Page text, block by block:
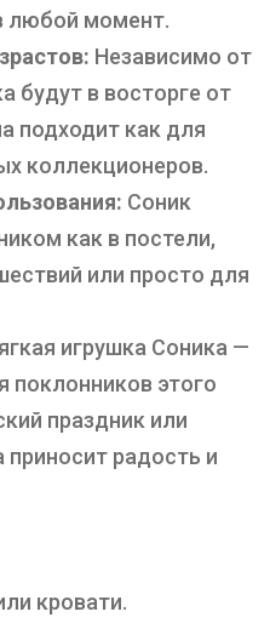
любой момент.
Независимо от
будут в восторге от
подходит как для
коллекционеров.
Соник
как в постели,
или просто для
игрушка Соника —
поклонников этого
праздник или
приносит радость и
кровати.